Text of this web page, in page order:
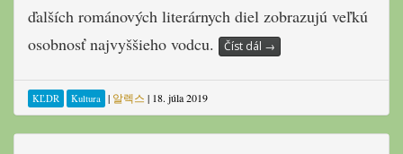
ďalších románových literárnych diel zobrazujú veľkú
osobnosť najvyššieho vodcu.
Číst dál →
KĽDR Kultura | 알렉스 | 18. júla 2019